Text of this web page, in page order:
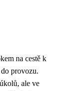
na cestě k
provozu.
ale ve